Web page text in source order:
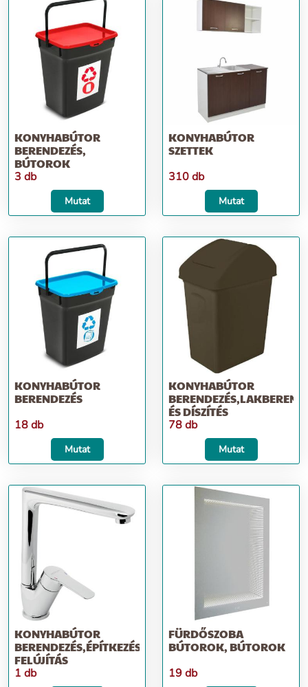
KONYHABÚTOR
BERENDEZÉS,
BÚTOROK
3 db
Mutat
KONYHABÚTOR
SZETTEK
310 db
Mutat
KONYHABÚTOR
BERENDEZÉS
18 db
Mutat
KONYHABÚTOR
ÉS DÍSZÍTÉS
78 db
Mutat
KONYHABÚTOR
BERENDEZÉS,ÉPÍTKEZÉS;
FELÚJÍTÁS
1 db
FÜRDŐSZOBA
BÚTOROK, BÚTOROK
19 db